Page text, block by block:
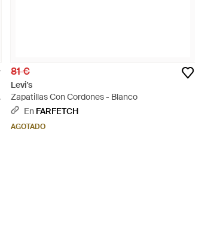
81 €
Levi's
Zapatillas Con Cordones - Blanco
En FARFETCH
AGOTADO